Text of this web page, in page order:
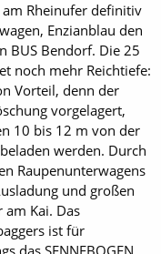
Rheinufer definitiv
Enzianblau den
BUS Bendorf. Die 25
noch mehr Reichtiefe:
Vorteil, denn der
vorgelagert,
10 bis 12 m von der
werden. Durch
Raupenunterwagens
und großen
Kai. Das
ist für